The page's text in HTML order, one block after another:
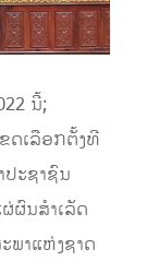
ນີ້;
ດເລືອກຕັ້ງທີ
ະຊາຊົນ
ຜົນສໍາເລັດ
ພາແຫ່ງຊາດ